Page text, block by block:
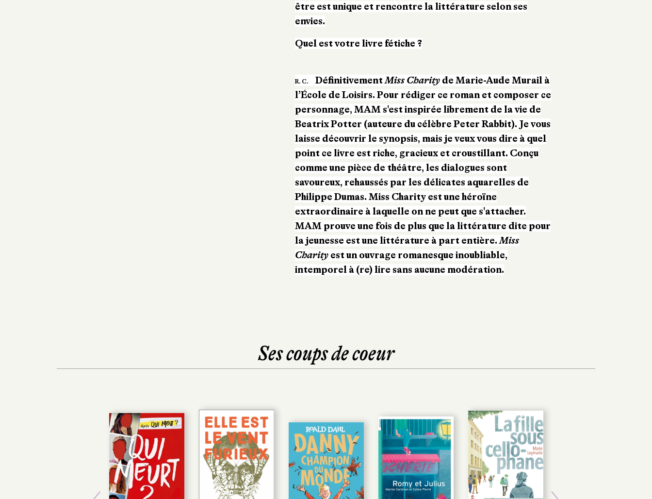
être est unique et rencontre la littérature selon ses
envies.
Quel est votre livre fétiche ?
R. C. DéfinitivementMiss Charityde Marie-Aude Murail à
l’École de Loisirs. Pour rédiger ce roman et composer ce
personnage, MAM s'est inspirée librement de la vie de
Beatrix Potter (auteure du célèbre Peter Rabbit). Je vous
laisse découvrir le synopsis, mais je veux vous dire à quel
point ce livre est riche, gracieux et croustillant. Conçu
comme une pièce de théâtre, les dialogues sont
savoureux, rehaussés par les délicates aquarelles de
Philippe Dumas. Miss Charity est une héroïne
extraordinaire à laquelle on ne peut que s'attacher.
MAM prouve une fois de plus que la littérature dite pour
la jeunesse est une littérature à part entière.Miss
Charityest un ouvrage romanesque inoubliable,
intemporel à (re) lire sans aucune modération.
Ses coups de coeur